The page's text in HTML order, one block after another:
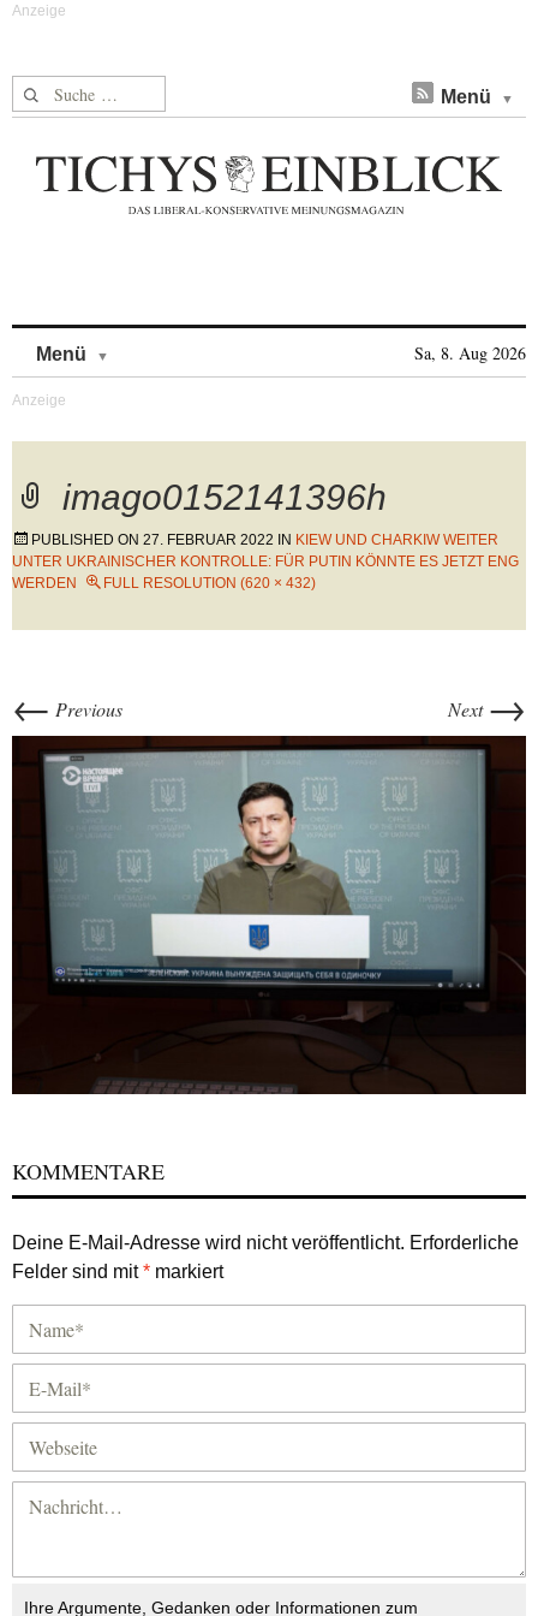
Suche nach: Menü
Menü Sa, 8. Aug 2026
imago0152141396h
PUBLISHED ON 27. FEBRUAR 2022 IN KIEW UND CHARKIW WEITER
UNTER UKRAINISCHER KONTROLLE: FÜR PUTIN KÖNNTE ES JETZT ENG
WERDEN
FULL RESOLUTION (620 × 432)
← Previous Next →
KOMMENTARE
Deine E-Mail-Adresse wird nicht veröffentlicht. Erforderliche
Felder sind mit* markiert
Ihre Argumente, Gedanken oder Informationen zum